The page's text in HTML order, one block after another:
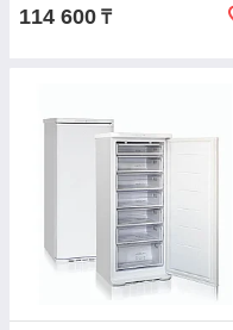
114 600 ₸